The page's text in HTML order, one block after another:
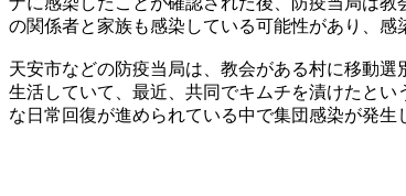
の関係者と家族も感染している可能性があり、感
天安市などの防疫当局は、教会がある村に移動
生活していて、最近、共同でキムチを漬けたと
な日常回復が進められている中で集団感染が発生